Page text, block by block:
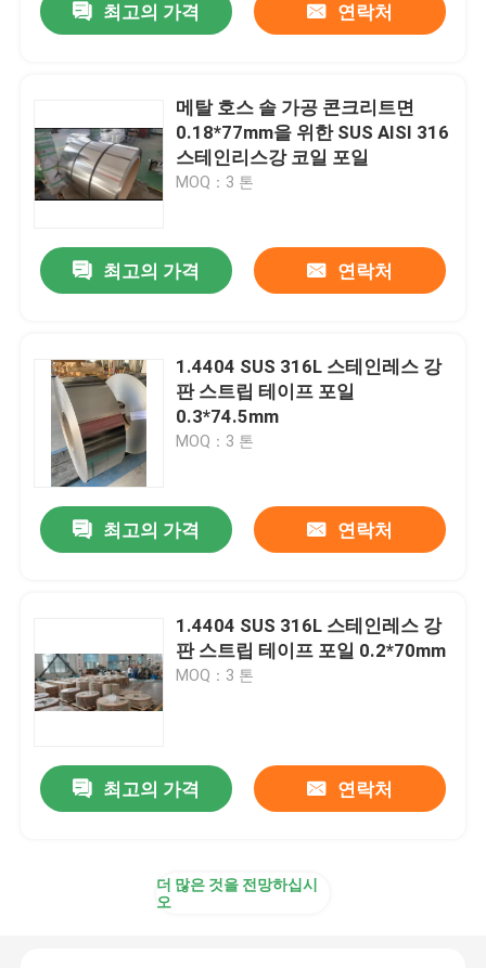
최고의 가격 연락처
메탈 호스 솔 가공 콘크리트면
0.18*77mm을 위한 SUS AISI 316
스테인리스강 코일 포일
MOQ：3 톤
최고의 가격 연락처
1.4404 SUS 316L 스테인레스 강
판 스트립 테이프 포일
0.3*74.5mm
MOQ：3 톤
최고의 가격 연락처
1.4404 SUS 316L 스테인레스 강
판 스트립 테이프 포일 0.2*70mm
MOQ：3 톤
최고의 가격 연락처
더 많은 것을 전망하십시
오